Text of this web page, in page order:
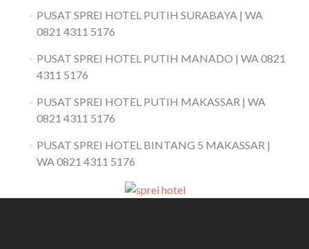
PUSAT SPREI HOTEL PUTIH SURABAYA | WA
0821 4311 5176
PUSAT SPREI HOTEL PUTIH MANADO | WA 0821
4311 5176
PUSAT SPREI HOTEL PUTIH MAKASSAR | WA
0821 4311 5176
PUSAT SPREI HOTEL BINTANG 5 MAKASSAR |
WA 0821 4311 5176